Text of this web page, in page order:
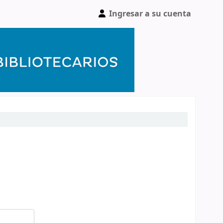
Ingresar a su cuenta